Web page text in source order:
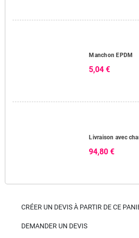
Manchon EPDM
5,04 €
Livraison avec
94,80 €
CRÉER UN DEVIS À PARTIR DE CE
DEMANDER UN DEVIS